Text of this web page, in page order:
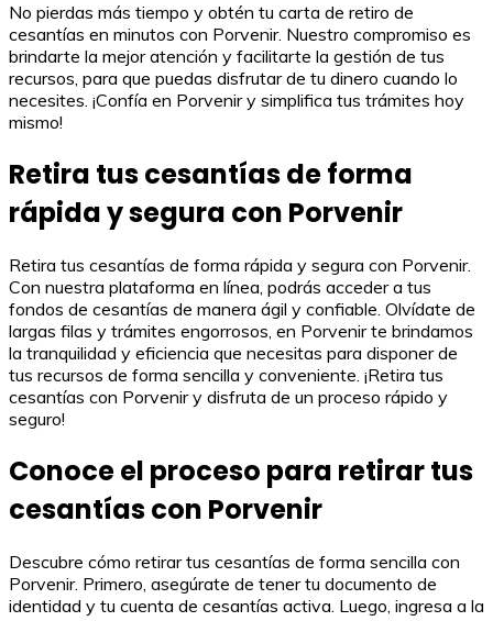
No pierdas más tiempo y obtén tu carta de retiro de
cesantías en minutos con Porvenir. Nuestro compromiso es
brindarte la mejor atención y facilitarte la gestión de tus
recursos, para que puedas disfrutar de tu dinero cuando lo
necesites. ¡Confía en Porvenir y simplifica tus trámites hoy
mismo!
Retira tus cesantías de forma
rápida y segura con Porvenir
Retira tus cesantías de forma rápida y segura con Porvenir.
Con nuestra plataforma en línea, podrás acceder a tus
fondos de cesantías de manera ágil y confiable. Olvídate de
largas filas y trámites engorrosos, en Porvenir te brindamos
la tranquilidad y eficiencia que necesitas para disponer de
tus recursos de forma sencilla y conveniente. ¡Retira tus
cesantías con Porvenir y disfruta de un proceso rápido y
seguro!
Conoce el proceso para retirar tus
cesantías con Porvenir
Descubre cómo retirar tus cesantías de forma sencilla con
Porvenir. Primero, asegúrate de tener tu documento de
identidad y tu cuenta de cesantías activa. Luego, ingresa a la